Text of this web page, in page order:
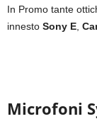
In Promo tante
innesto Sony E
Microfoni